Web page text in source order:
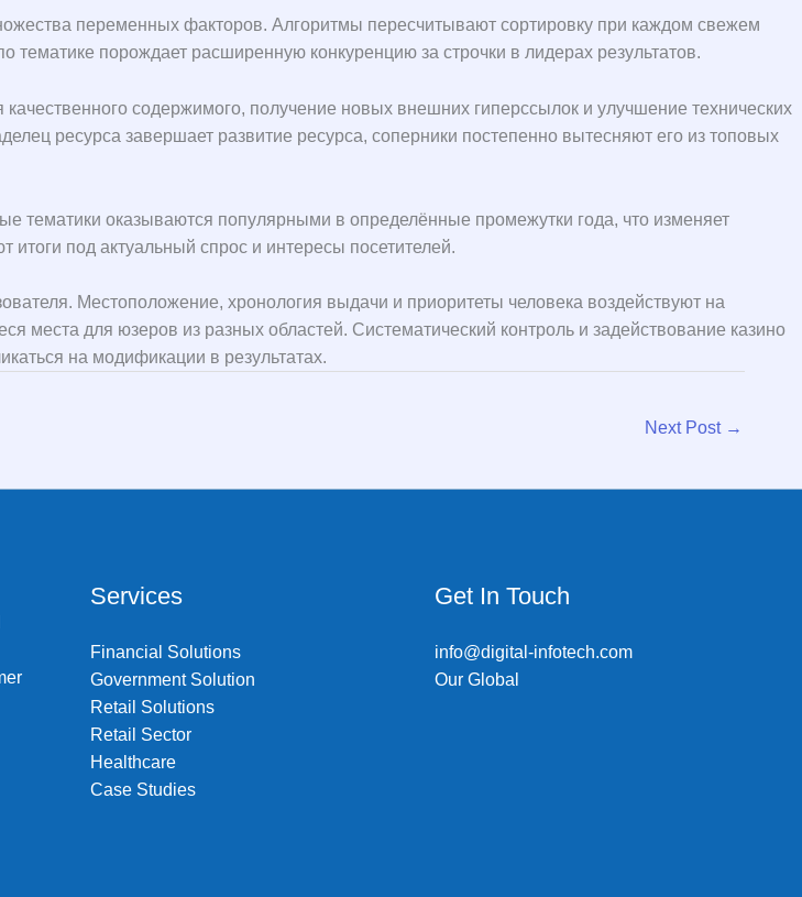
переменных факторов. Алгоритмы пересчитывают сортировку при каждом свежем
порождает расширенную конкуренцию за строчки в лидерах результатов.
содержимого, получение новых внешних гиперссылок и улучшение технических
ресурса завершает развитие ресурса, соперники постепенно вытесняют его из топовых
тематики оказываются популярными в определённые промежутки года, что изменяет
под актуальный спрос и интересы посетителей.
Местоположение, хронология выдачи и приоритеты человека воздействуют на
места для юзеров из разных областей. Систематический контроль и задействование казино
на модификации в результатах.
Next Post →
Services
Financial Solutions
Government Solution
Retail Solutions
Retail Sector
Healthcare
Case Studies
Get In Touch
info@digital-infotech.com
Our Global